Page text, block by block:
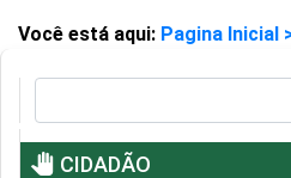
Você está aqui: Pagina Inicial
pan_tool CIDADÃO